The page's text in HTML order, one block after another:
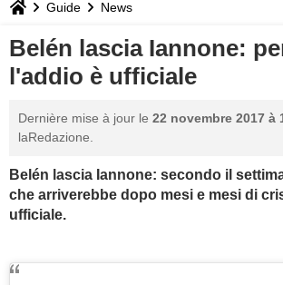
STILE
BIOGRAFIE
DEFINIZIONI
GASTRONOMIA
SESSO
Guide News
Belén lascia Iannone:
l'addio è ufficiale
Dernière mise à jour le 22 novembre 2017 à
laRedazione.
Belén lascia Iannone: secondo il
che arriverebbe dopo mesi e mesi di
ufficiale.